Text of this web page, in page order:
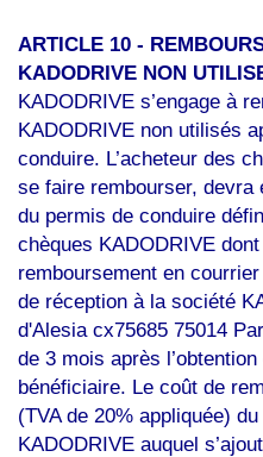
ARTICLE 10 -
KADODRIVE NON
KADODRIVE s’engage à
KADODRIVE non utilisés
conduire. L’acheteur des
se faire rembourser,
du permis de conduire
chèques KADODRIVE
remboursement en
de réception à la société
d'Alesiacx75685 75014
de 3 mois après
bénéficiaire. Le coût de
(TVA de 20% appliquée)
KADODRIVE auquel